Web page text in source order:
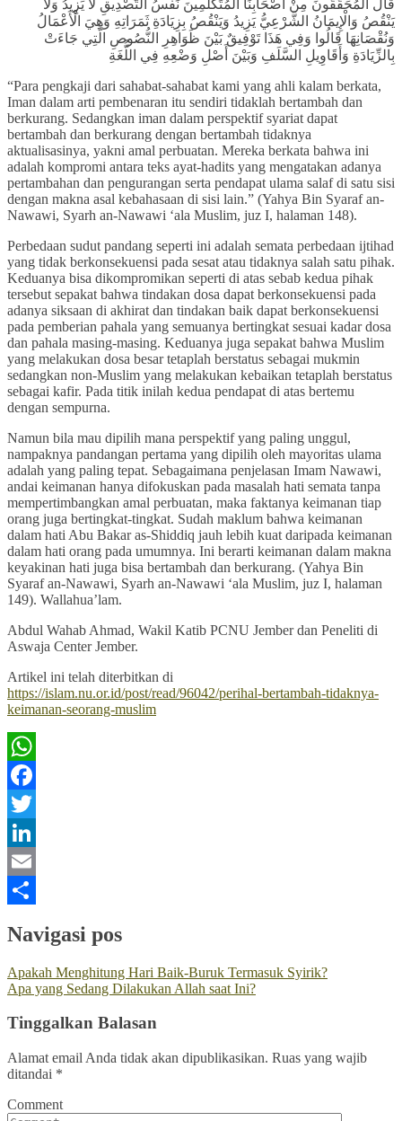
قَالَ الْمُحَقِّقُونَ مِنْ أَصْحَابِنَا الْمُتَكَلِّمِينَ نَفْسُ التَّصْدِيقِ لَا يَزِيدُ وَلَا
يَنْقُصُ وَالْإِيمَانُ الشَّرْعِيُّ يَزِيدُ وَيَنْقُصُ بِزِيَادَةِ ثَمَرَاتِهِ وَهِيَ الْأَعْمَالُ
وَنُقْصَانِهَا قَالُوا وَفِي هَذَا تَوْفِيقٌ بَيْنَ ظَوَاهِرِ النُّصُوصِ الَّتِي جَاءَتْ
بِالزِّيَادَةِ وَأَقَاوِيلِ السَّلَفِ وَبَيْنَ أَصْلِ وَضْعِهِ فِي اللُّغَةِ
“Para pengkaji dari sahabat-sahabat kami yang ahli kalam berkata,
Iman dalam arti pembenaran itu sendiri tidaklah bertambah dan
berkurang. Sedangkan iman dalam perspektif syariat dapat
bertambah dan berkurang dengan bertambah tidaknya
aktualisasinya, yakni amal perbuatan. Mereka berkata bahwa ini
adalah kompromi antara teks ayat-hadits yang mengatakan adanya
pertambahan dan pengurangan serta pendapat ulama salaf di satu sisi
dengan makna asal kebahasaan di sisi lain.” (Yahya Bin Syaraf an-
Nawawi, Syarh an-Nawawi ‘ala Muslim, juz I, halaman 148).
Perbedaan sudut pandang seperti ini adalah semata perbedaan ijtihad
yang tidak berkonsekuensi pada sesat atau tidaknya salah satu pihak.
Keduanya bisa dikompromikan seperti di atas sebab kedua pihak
tersebut sepakat bahwa tindakan dosa dapat berkonsekuensi pada
adanya siksaan di akhirat dan tindakan baik dapat berkonsekuensi
pada pemberian pahala yang semuanya bertingkat sesuai kadar dosa
dan pahala masing-masing. Keduanya juga sepakat bahwa Muslim
yang melakukan dosa besar tetaplah berstatus sebagai mukmin
sedangkan non-Muslim yang melakukan kebaikan tetaplah berstatus
sebagai kafir. Pada titik inilah kedua pendapat di atas bertemu
dengan sempurna.
Namun bila mau dipilih mana perspektif yang paling unggul,
nampaknya pandangan pertama yang dipilih oleh mayoritas ulama
adalah yang paling tepat. Sebagaimana penjelasan Imam Nawawi,
andai keimanan hanya difokuskan pada masalah hati semata tanpa
mempertimbangkan amal perbuatan, maka faktanya keimanan tiap
orang juga bertingkat-tingkat. Sudah maklum bahwa keimanan
dalam hati Abu Bakar as-Shiddiq jauh lebih kuat daripada keimanan
dalam hati orang pada umumnya. Ini berarti keimanan dalam makna
keyakinan hati juga bisa bertambah dan berkurang. (Yahya Bin
Syaraf an-Nawawi, Syarh an-Nawawi ‘ala Muslim, juz I, halaman
149). Wallahua’lam.
Abdul Wahab Ahmad, Wakil Katib PCNU Jember dan Peneliti di
Aswaja Center Jember.
Artikel ini telah diterbitkan di
https://islam.nu.or.id/post/read/96042/perihal-bertambah-tidaknya-
keimanan-seorang-muslim
WhatsApp
Facebook
Twitter
LinkedIn
Email
Navigasi pos
Apakah Menghitung Hari Baik-Buruk Termasuk Syirik?
Apa yang Sedang Dilakukan Allah saat Ini?
Tinggalkan Balasan
Alamat email Anda tidak akan dipublikasikan. Ruas yang wajib
ditandai *
Comment